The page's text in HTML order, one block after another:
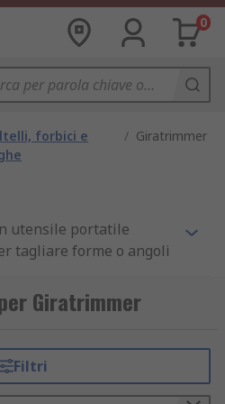
0
forbici e
/ Giratrimmer
utensile portatile
tagliare forme o angoli
mano all'area da cui si
o una forma. Alcuni
Giratrimmer
Filtri